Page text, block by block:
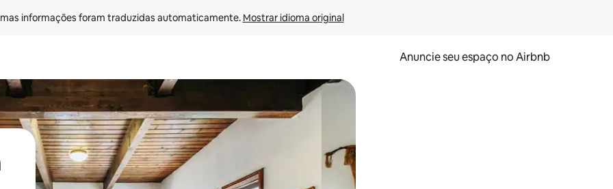
informações foram traduzidas automaticamente. Mostrar idioma original
Anuncie seu espaço no Airbnb